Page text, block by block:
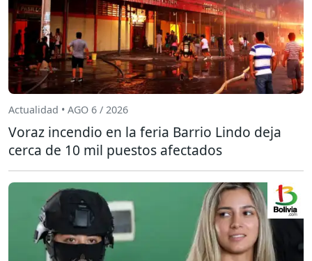
Actualidad • AGO 6 / 2026
Voraz incendio en la feria Barrio Lindo deja
cerca de 10 mil puestos afectados